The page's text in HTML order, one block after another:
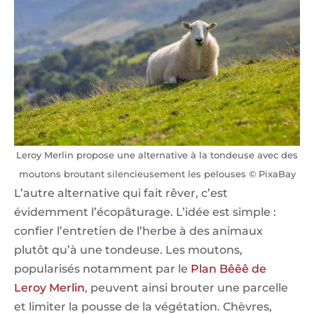
Leroy Merlin propose une alternative à la tondeuse avec des
moutons broutant silencieusement les pelouses © PixaBay
L’autre alternative qui fait rêver, c’est
évidemment l’écopâturage. L’idée est simple :
confier l’entretien de l’herbe à des animaux
plutôt qu’à une tondeuse. Les moutons,
popularisés notamment par le Plan Bêêê de
Leroy Merlin, peuvent ainsi brouter une parcelle
et limiter la pousse de la végétation. Chèvres,